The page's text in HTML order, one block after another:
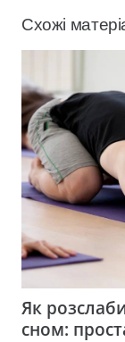
Схожі
Як
сном: